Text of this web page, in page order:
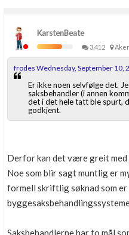
KarstenBeate
3,412
frodes Wednesday, September 10,
Er ikke noen selvfølge det.
saksbehandler (i annen
det i det hele tatt ble spurt,
godkjent.
Derfor kan det være greit
Noe som blir sagt muntlig er
formell skriftlig søknad som
Saksbehandlerne har to mål